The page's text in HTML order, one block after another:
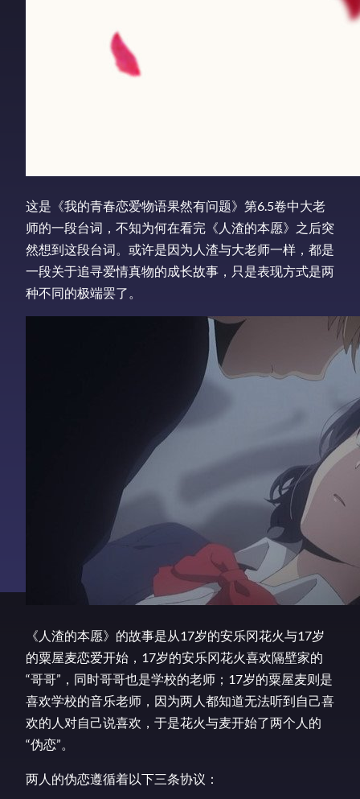
这是《我的青春恋爱物语果然有问题》第6.5卷中大老
师的一段台词，不知为何在看完《人渣的本愿》之后突
然想到这段台词。或许是因为人渣与大老师一样，都是
一段关于追寻爱情真物的成长故事，只是表现方式是两
种不同的极端罢了。
《人渣的本愿》的故事是从17岁的安乐冈花火与17岁
的粟屋麦恋爱开始，17岁的安乐冈花火喜欢隔壁家的
“哥哥”，同时哥哥也是学校的老师；17岁的粟屋麦则是
喜欢学校的音乐老师，因为两人都知道无法听到自己喜
欢的人对自己说喜欢，于是花火与麦开始了两个人的
“伪恋”。
两人的伪恋遵循着以下三条协议：